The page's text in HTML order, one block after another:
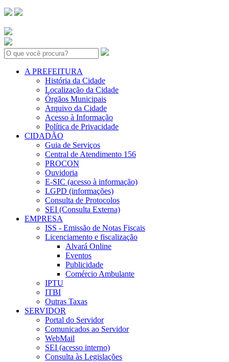
Search:
A PREFEITURA
História da Cidade
Localização da Cidade
Órgãos Municipais
Arquivo da Cidade
Acesso à Informação
Política de Privacidade
CIDADÃO
Guia de Serviços
Central de Atendimento 156
PROCON
Ouvidoria
E-SIC (acesso à informação)
LGPD (informações)
Consulta de Protocolos
SEI (Consulta Externa)
EMPRESA
ISS - Emissão de Notas Fiscais
Licenciamento e fiscalização
Alvará Online
Eventos
Publicidade
Comércio Ambulante
IPTU
ITBI
Outras Taxas
SERVIDOR
Portal do Servidor
Comunicados ao Servidor
WebMail
SEI (acesso interno)
Consulta às Legislações